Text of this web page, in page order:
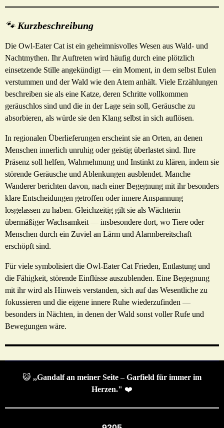
🐾 Kurzbeschreibung
Die Owl-Eater Cat ist ein geheimnisvolles Wesen aus Wald- und
Nachtmythen. Ihr Auftreten wird häufig durch eine plötzlich
einsetzende Stille angekündigt — ein Moment, in dem selbst Eulen
verstummen und der Wald wie den Atem anhält. Viele Erzählungen
beschreiben sie als eine Katze, deren Schritte vollkommen
geräuschlos sind und die in der Lage sein soll, Geräusche zu
absorbieren, als würde sie den Klang selbst in sich auflösen.
In regionalen Überlieferungen erscheint sie an Orten, an denen
Menschen innerlich unruhig oder geistig überlastet sind. Ihre
Präsenz soll helfen, Wahrnehmung und Instinkt zu klären, indem sie
störende Geräusche und Ablenkungen ausblendet. Manche
Wanderer berichten davon, nach einer Begegnung mit ihr besonders
klare Entscheidungen getroffen oder innere Anspannung
losgelassen zu haben. Gleichzeitig gilt sie als Wächterin
übermäßiger Wachsamkeit — insbesondere dort, wo Tiere oder
Menschen durch ein Zuviel an Lärm und Alarmbereitschaft
erschöpft sind.
Für viele symbolisiert die Owl-Eater Cat Frieden, Entlastung und
die Fähigkeit, störende Einflüsse auszublenden. Eine Begegnung
mit ihr wird als Hinweis verstanden, sich auf das Wesentliche zu
fokussieren und die eigene innere Ruhe wiederzufinden —
besonders in Nächten, in denen der Wald sonst voller Rufe und
Bewegungen wäre.
😺 ,,Gandalf an meiner Seite – Garfield für immer im
Herzen." ❤️